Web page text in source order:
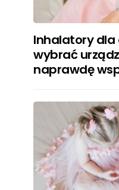
Inhalatory dla
wybrać
naprawdę